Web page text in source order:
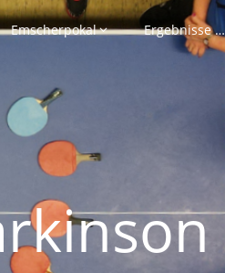
Emscherpokal Ergebnisse …